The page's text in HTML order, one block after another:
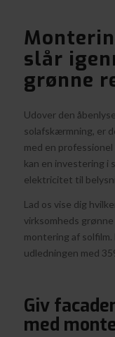
slår
grønne
Udover den
solafskærmning, er
med en
kan en investering i
elektricitet til
Lad os vise dig
virksomheds
montering af solfilm.
udledningen med
Giv
med